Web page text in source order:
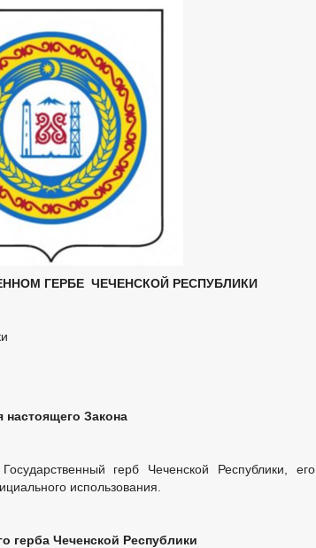
ГЕРБЕ ЧЕЧЕНСКОЙ РЕСПУБЛИКИ
настоящего Закона
герб Чеченской Республики, его
использования.
герба Чеченской Республики